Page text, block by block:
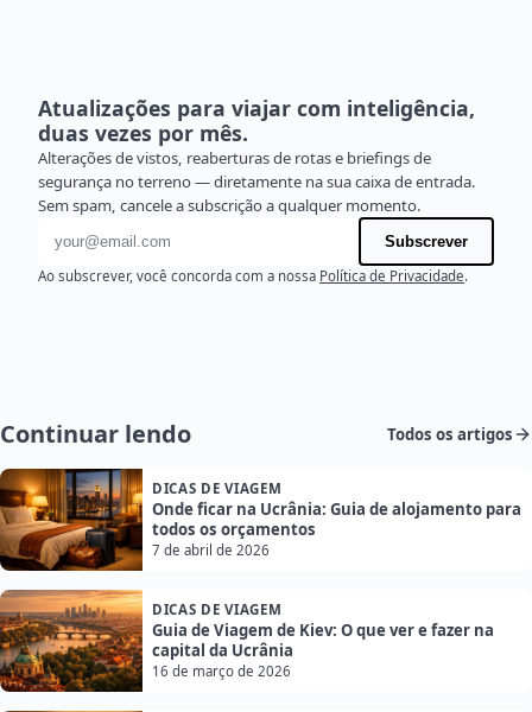
Atualizações para viajar com inteligência,
duas vezes por mês.
Alterações de vistos, reaberturas de rotas e briefings de
segurança no terreno — diretamente na sua caixa de entrada.
Sem spam, cancele a subscrição a qualquer momento.
Endereço de e-mail
Subscrever
Ao subscrever, você concorda com a nossa Política de Privacidade.
Continuar lendo Todos os artigos
DICAS DE VIAGEM
Onde ficar na Ucrânia: Guia de alojamento para
todos os orçamentos
7 de abril de 2026
DICAS DE VIAGEM
Guia de Viagem de Kiev: O que ver e fazer na
capital da Ucrânia
16 de março de 2026